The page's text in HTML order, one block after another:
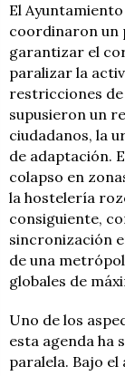
El
coordinaron un
garantizar el
paralizar la
restricciones
supusieron un
ciudadanos, la
de adaptación.
colapso en
la hostelería
consiguiente,
sincronización
de una
globales de
Uno de los
esta agenda ha
paralela. Bajo